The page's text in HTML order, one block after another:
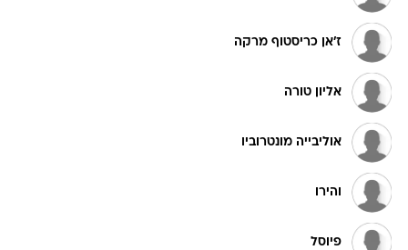
ז'אן כריסטוף מרקה
אליון טורה
אוליבייה מונטרוביו
והירו
פיוסל